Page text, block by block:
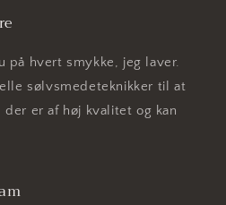
på hvert smykke, jeg laver.
sølvsmedeteknikker til at
der er af høj kvalitet og kan